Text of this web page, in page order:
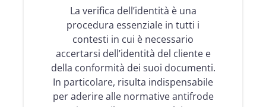
La verifica dell’identità è una
procedura essenziale in tutti i
contesti in cui è necessario
accertarsi dell’identità del cliente e
della conformità dei suoi documenti.
In particolare, risulta indispensabile
per aderire alle normative antifrode